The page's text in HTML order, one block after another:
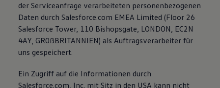
der Serviceanfrage verarbeiteten personenbezogenen
Daten durch Salesforce.com EMEA Limited (Floor 26
Salesforce Tower, 110 Bishopsgate, LONDON, EC2N
4AY, GR0ßBRITANNIEN) als Auftragsverarbeiter für
uns gespeichert.
Ein Zugriff auf die Informationen durch
Salesforce.com, Inc. mit Sitz in den USA kann nicht